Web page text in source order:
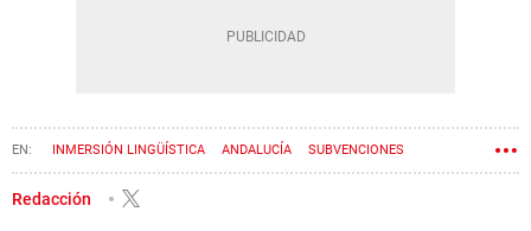
INMERSIÓN LINGÜÍSTICA ANDALUCÍA SUBVENCIONES
PARLAMENTO DE ANDALUCÍA
Redacción